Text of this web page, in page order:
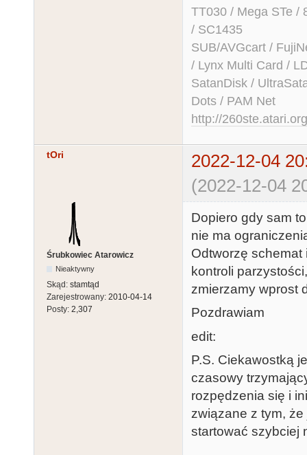
TT030 / Mega STe /
/ SC1435
SUB/AVGcart /
/ Lynx Multi Card /
SatanDisk /
Dots / PAM Net
http://260ste.atari.org
tOri
2022-12-04
(2022-12-04
Śrubkowiec Atarowicz
Nieaktywny
Skąd: stamtąd
Zarejestrowany: 2010-04-14
Posty: 2,307
Dopiero gdy sam
nie ma
Odtworzę
kontroli
zmierzamy wprost
Pozdrawiam
edit:
P.S. Ciekawostką
czasowy
rozpędzenia się i
związane z tym,
startować szybciej